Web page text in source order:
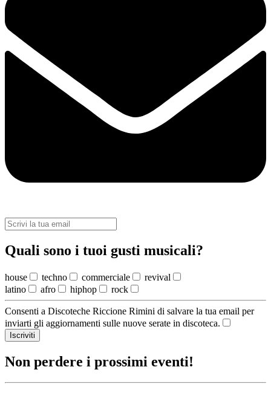
Quali sono i tuoi gusti musicali?
house techno commerciale
revival
latino
afro hiphop rock
Consenti a Discoteche Riccione Rimini di salvare la tua email per
inviarti gli aggiornamenti sulle nuove serate in discoteca.
Iscriviti
Non perdere i prossimi eventi!